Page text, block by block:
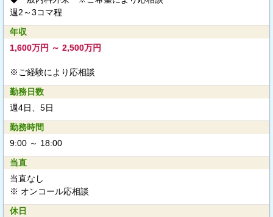
週2～3コマ程
年収
1,600万円 ～ 2,500万円
※ご経験により応相談
勤務日数
週4日、5日
勤務時間
9:00 ～ 18:00
当直
当直なし
※ オンコール応相談
休日